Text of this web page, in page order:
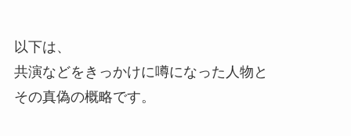
以下は、
共演などをきっかけに噂になった人物と
その真偽の概略です。